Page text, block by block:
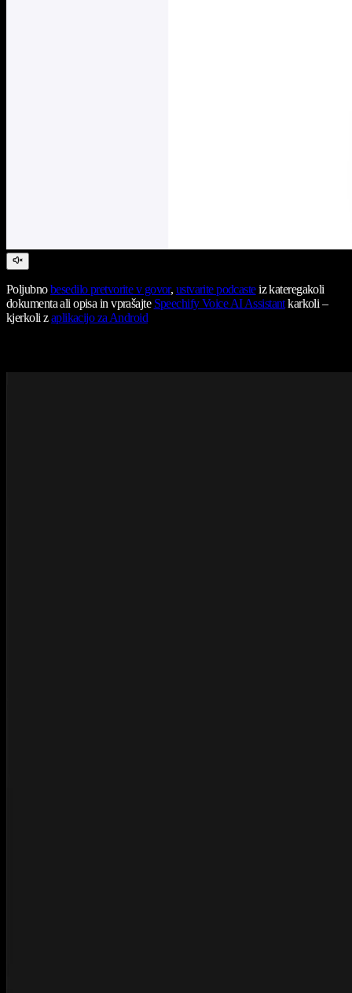
Poljubnobesedilo pretvorite v govor, ustvarite podcasteiz kateregakoli
dokumenta ali opisa in vprašajte Speechify Voice AI Assistantkarkoli –
kjerkoli zaplikacijo za Android